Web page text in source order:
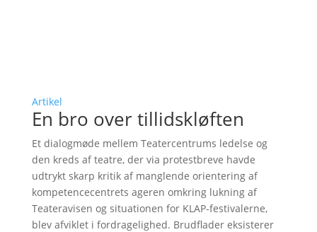
Artikel
En bro over tillidskløften
Et dialogmøde mellem Teatercentrums ledelse og
den kreds af teatre, der via protestbreve havde
udtrykt skarp kritik af manglende orientering af
kompetencecentrets ageren omkring lukning af
Teateravisen og situationen for KLAP-festivalerne,
blev afviklet i fordragelighed. Brudflader eksisterer